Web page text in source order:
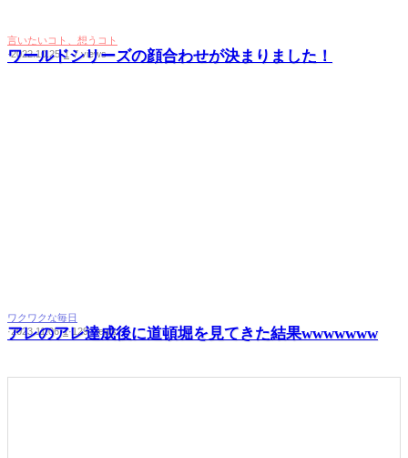
言いたいコト、想うコト
·2022.10.25·1·7 views
ワールドシリーズの顔合わせが決まりました！
ワクワクな毎日
·2023.11.06·1·129 views
アレのアレ達成後に道頓堀を見てきた結果wwwwwww